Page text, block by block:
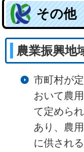
その他
農業振興地
市町村が
おいて農
て定めら
あり、農
に供され